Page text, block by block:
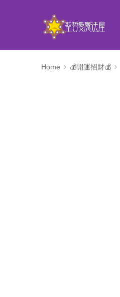
Home 💰開運招財💰